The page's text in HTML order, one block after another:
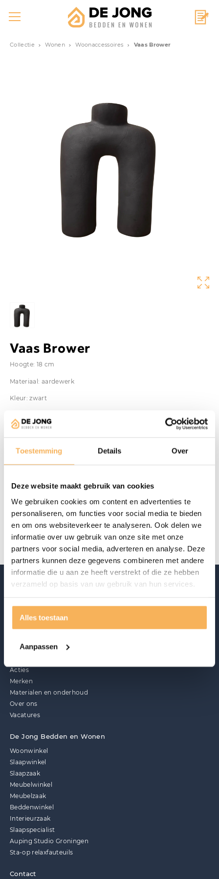
Toestemming Details Over
Deze website maakt gebruik van cookies
We gebruiken cookies om content en advertenties te
personaliseren, om functies voor social media te bieden
en om ons websiteverkeer te analyseren. Ook delen we
informatie over uw gebruik van onze site met onze
partners voor social media, adverteren en analyse. Deze
partners kunnen deze gegevens combineren met andere
informatie die u aan ze heeft verstrekt of die ze hebben
verzameld op basis van uw gebruik van hun services.
Alles toestaan
Aanpassen
Collectie Wonen Woonaccessoires Vaas Brower
Vaas Brower
Hoogte: 18 cm
Materiaal: aardewerk
Kleur: zwart
€25,95
Specificaties
Acties
Merken
Materialen en onderhoud
Over ons
Vacatures
De Jong Bedden en Wonen
Woonwinkel
Slaapwinkel
Slaapzaak
Meubelwinkel
Meubelzaak
Beddenwinkel
Interieurzaak
Slaapspecialist
Auping Studio Groningen
Sta-op relaxfauteuils
Contact